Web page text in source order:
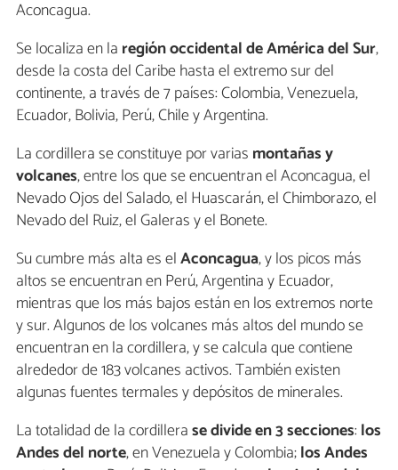
Aconcagua.
Se localiza en la región occidental de América del Sur,
desde la costa del Caribe hasta el extremo sur del
continente, a través de 7 países: Colombia, Venezuela,
Ecuador, Bolivia, Perú, Chile y Argentina.
La cordillera se constituye por varias montañas y
volcanes, entre los que se encuentran el Aconcagua, el
Nevado Ojos del Salado, el Huascarán, el Chimborazo, el
Nevado del Ruiz, el Galeras y el Bonete.
Su cumbre más alta es elAconcagua, y los picos más
altos se encuentran en Perú, Argentina y Ecuador,
mientras que los más bajos están en los extremos norte
y sur. Algunos de los volcanes más altos del mundo se
encuentran en la cordillera, y se calcula que contiene
alrededor de 183 volcanes activos. También existen
algunas fuentes termales y depósitos de minerales.
La totalidad de la cordillerase divide en 3 secciones:los
Andes del norte, en Venezuela y Colombia;los Andes